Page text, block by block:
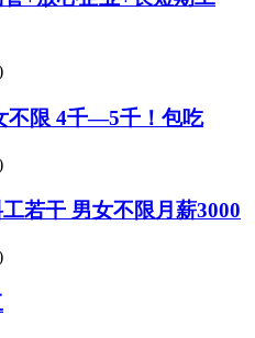
不限 4千—5千！包吃
若干 男女不限月薪3000